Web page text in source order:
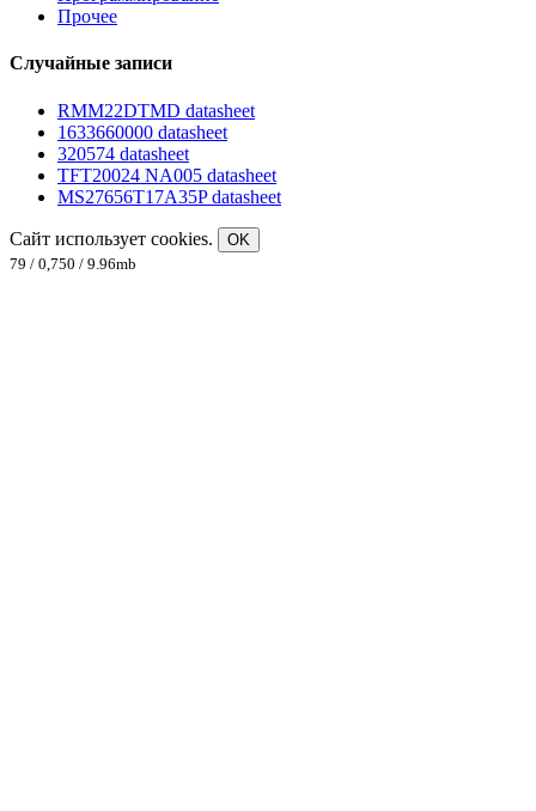
Прочее
Случайные записи
RMM22DTMD datasheet
1633660000 datasheet
320574 datasheet
TFT20024 NA005 datasheet
MS27656T17A35P datasheet
Сайт использует cookies.
OK
79 / 0,750 / 9.96mb